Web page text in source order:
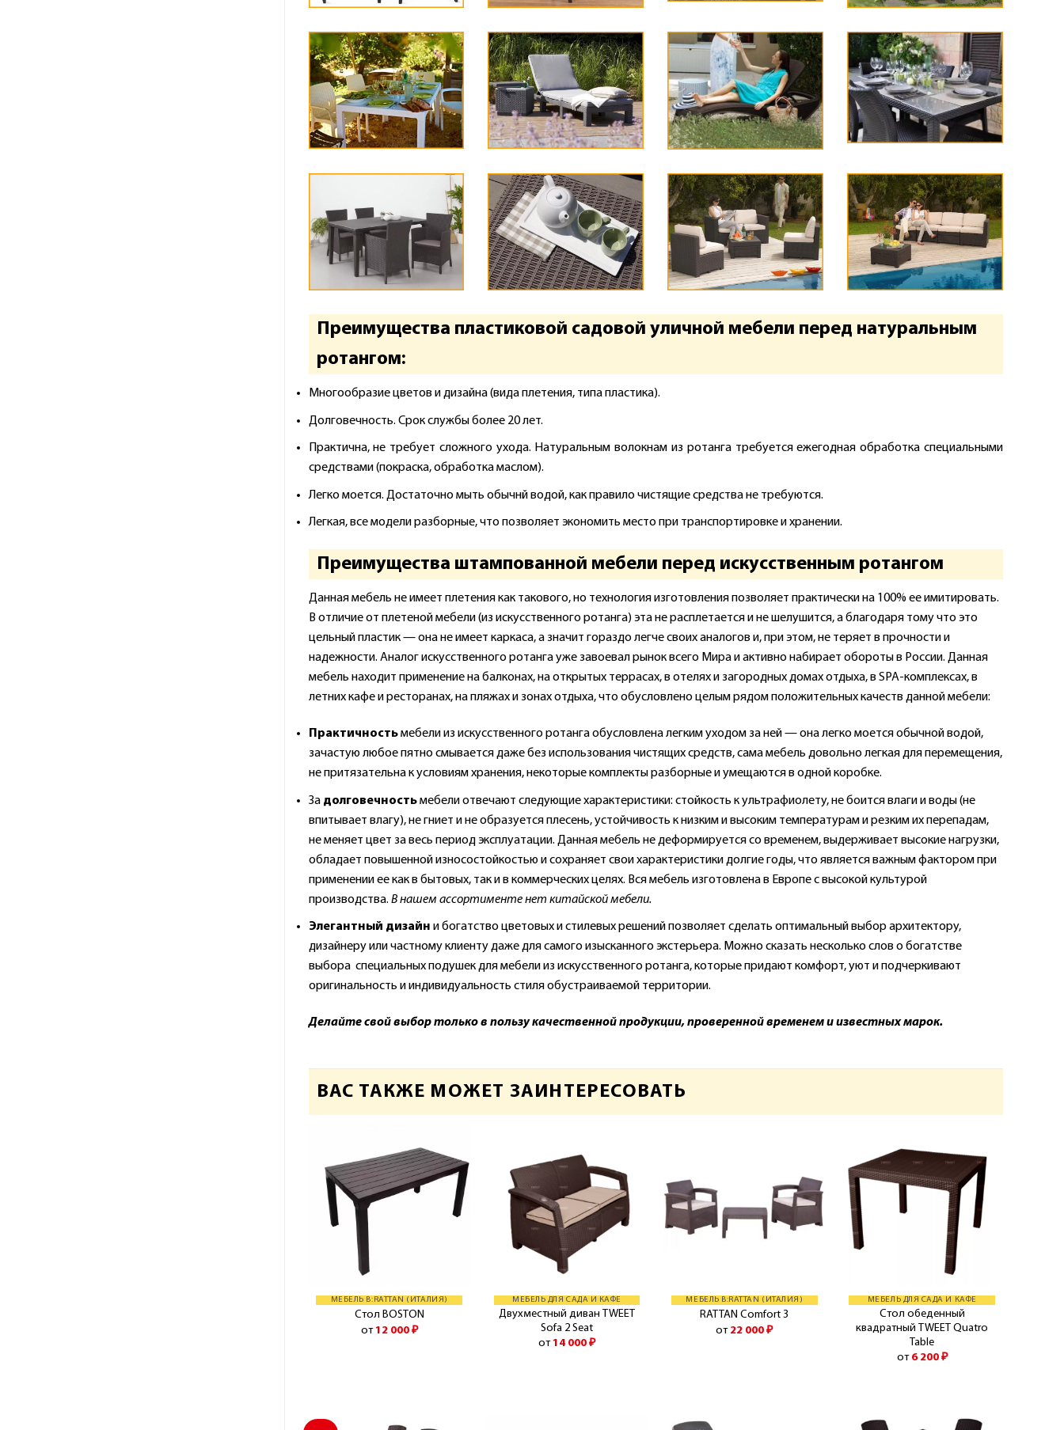
Преимущества пластиковой садовой уличной мебели перед натуральным
ротангом:
Многообразие цветов и дизайна (вида плетения, типа пластика).
Долговечность. Срок службы более 20 лет.
Практична, не требует сложного ухода. Натуральным волокнам из ротанга требуется ежегодная обработка специальными
средствами (покраска, обработка маслом).
Легко моется. Достаточно мыть обычнй водой, как правило чистящие средства не требуются.
Легкая, все модели разборные, что позволяет экономить место при транспортировке и хранении.
Преимущества штампованной мебели перед искусственным ротангом
Данная мебель не имеет плетения как такового, но технология изготовления позволяет практически на 100% ее имитировать.
В отличие от плетеной мебели (из искусственного ротанга) эта не расплетается и не шелушится, а благодаря тому что это
цельный пластик — она не имеет каркаса, а значит гораздо легче своих аналогов и, при этом, не теряет в прочности и
надежности. Аналог искусственного ротанга уже завоевал рынок всего Мира и активно набирает обороты в России. Данная
мебель находит применение на балконах, на открытых террасах, в отелях и загородных домах отдыха, в SPA-комплексах, в
летних кафе и ресторанах, на пляжах и зонах отдыха, что обусловлено целым рядом положительных качеств данной мебели:
Практичностьмебели из искусственного ротанга обусловлена легким уходом за ней — она легко моется обычной водой,
зачастую любое пятно смывается даже без использования чистящих средств, сама мебель довольно легкая для перемещения,
не притязательна к условиям хранения, некоторые комплекты разборные и умещаются в одной коробке.
За долговечностьмебели отвечают следующие характеристики: стойкость к ультрафиолету, не боится влаги и воды (не
впитывает влагу), не гниет и не образуется плесень, устойчивость к низким и высоким температурам и резким их перепадам,
не меняет цвет за весь период эксплуатации. Данная мебель не деформируется со временем, выдерживает высокие нагрузки,
обладает повышенной износостойкостью и сохраняет свои характеристики долгие годы, что является важным фактором при
применении ее как в бытовых, так и в коммерческих целях. Вся мебель изготовлена в Европе с высокой культурой
производства. В нашем ассортименте нет китайской мебели.
Элегантный дизайн и богатство цветовых и стилевых решений позволяет сделать оптимальный выбор архитектору,
дизайнеру или частному клиенту даже для самого изысканного экстерьера. Можно сказать несколько слов о богатстве
выбора специальных подушек для мебели из искусственного ротанга, которые придают комфорт, уют и подчеркивают
оригинальность и индивидуальность стиля обустраиваемой территории.
Делайте свой выбор только в пользу качественной продукции, проверенной временем и известных марок.
ВАС ТАКЖЕ МОЖЕТ ЗАИНТЕРЕСОВАТЬ
МЕБЕЛЬ B:RATTAN (ИТАЛИЯ)
Стол BOSTON
от 12 000 ₽
МЕБЕЛЬ ДЛЯ САДА И КАФЕ
Двухместный диван TWEET
Sofa 2 Seat
от 14 000₽
МЕБЕЛЬ B:RATTAN (ИТАЛИЯ)
RATTAN Comfort 3
от 22 000₽
МЕБЕЛЬ ДЛЯ САДА И КАФЕ
Стол обеденный
квадратный TWEET Quatro
Table
от 6 200 ₽